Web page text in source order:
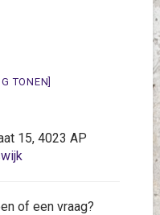
TONEN]
15, 4023 AP
of een vraag?